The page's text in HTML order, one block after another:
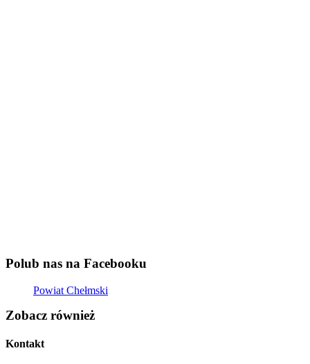
Polub nas na Facebooku
Powiat Chełmski
Zobacz również
Kontakt